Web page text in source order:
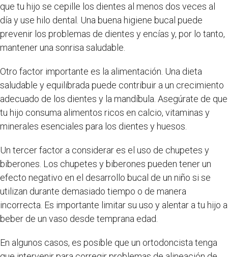
que tu hijo se cepille los dientes al menos dos veces al
día y use hilo dental. Una buena higiene bucal puede
prevenir los problemas de dientes y encías y, por lo tanto,
mantener una sonrisa saludable.
Otro factor importante es la alimentación. Una dieta
saludable y equilibrada puede contribuir a un crecimiento
adecuado de los dientes y la mandíbula. Asegúrate de que
tu hijo consuma alimentos ricos en calcio, vitaminas y
minerales esenciales para los dientes y huesos.
Un tercer factor a considerar es el uso de chupetes y
biberones. Los chupetes y biberones pueden tener un
efecto negativo en el desarrollo bucal de un niño si se
utilizan durante demasiado tiempo o de manera
incorrecta. Es importante limitar su uso y alentar a tu hijo a
beber de un vaso desde temprana edad.
En algunos casos, es posible que un ortodoncista tenga